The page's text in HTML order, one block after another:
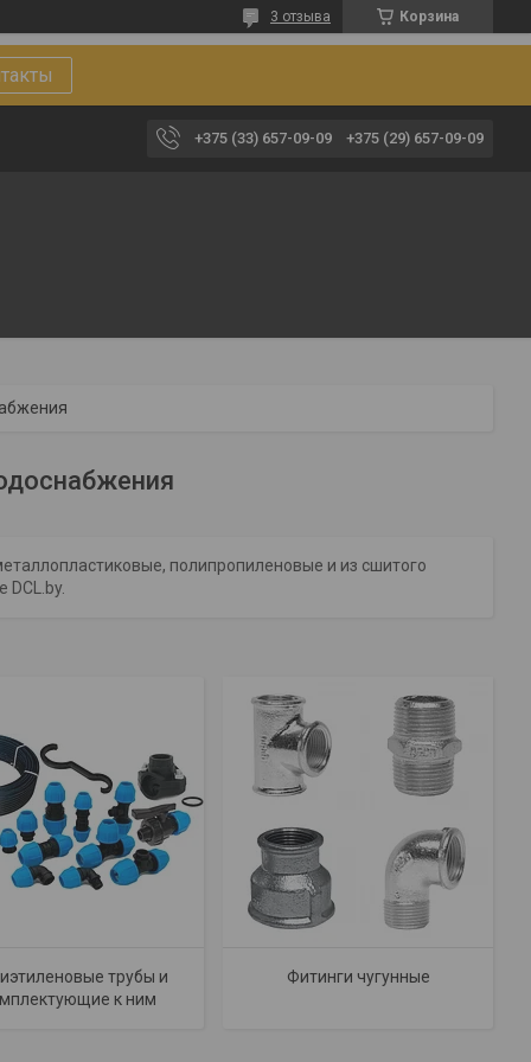
Корзина
3 отзыва
+375 (33) 657-09-09 +375 (29) 657-09-09
полипропиленовые и из сшитого
трубы и
к ним
Фитинги чугунные